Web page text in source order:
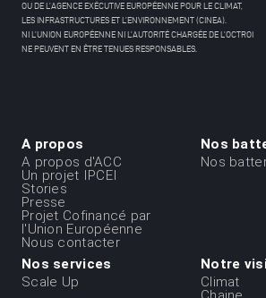
OU DE L’AGENCE EXÉCUTIVE EUROPÉENNE POUR LE CLIMAT,
LES INFRASTRUCTURES ET L’ENVIRONNEMENT (CINEA).
NI L’UNION EUROPÉENNE NI L’AUTORITÉ CHARGÉE DE L’OCTROI
NE PEUVENT EN ÊTRE TENUES RESPONSABLES.
Menu
du
footer
-
1ere
ligne
A propos
A propos d'ACC
Un projet IPCEI
Stories
Presse
Projet Cofinancé par
l'Union Européenne
Nous contacter
Nos
Nos
Nos services
Scale Up
Notre
Climat